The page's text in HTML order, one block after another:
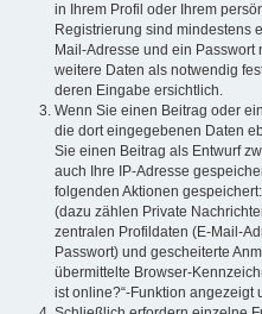
in Ihrem Profil oder Ihrem
Registrierung sind mindestens
Mail-Adresse und ein
weitere Daten als notwendig
deren Eingabe ersichtlich.
Wenn Sie einen Beitrag oder
die dort eingegebenen Daten
Sie einen Beitrag als Entwurf
auch Ihre IP-Adresse
folgenden Aktionen
(dazu zählen Private
zentralen Profildaten (E-Mail-
Passwort) und gescheiterte
übermittelte Browser-
ist online?“-Funktion angezeigt